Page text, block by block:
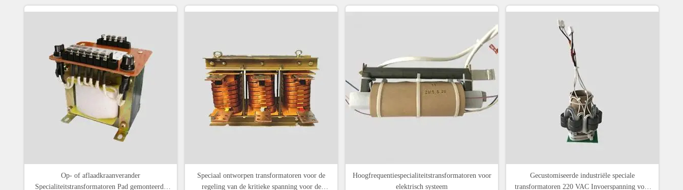
Op- of aflaadkraanverander
Specialiteitstransformatoren Pad gemonteerde
Speciaal ontworpen transformatoren voor de
regeling van de kritieke spanning voor de
Hoogfrequentiespecialiteitstransformatoren voor
elektrisch systeem
Gecustomiseerde industriële speciale
transformatoren 220 VAC Invoerspanning voor